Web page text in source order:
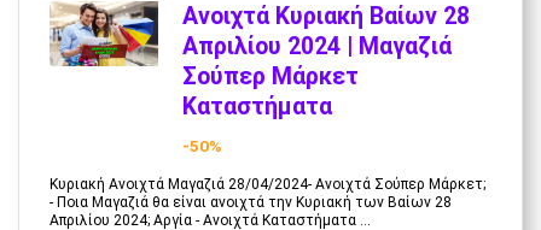
Ανοιχτά Κυριακή Βαίων 28
Απριλίου 2024 | Μαγαζιά
Σούπερ Μάρκετ
Καταστήματα
-50%
Κυριακή Ανοιχτά Μαγαζιά 28/04/2024- Ανοιχτά Σούπερ Μάρκετ;
- Ποια Μαγαζιά θα είναι ανοιχτά την Κυριακή των Βαίων 28
Απριλίου 2024; Αργία - Ανοιχτά Καταστήματα ...